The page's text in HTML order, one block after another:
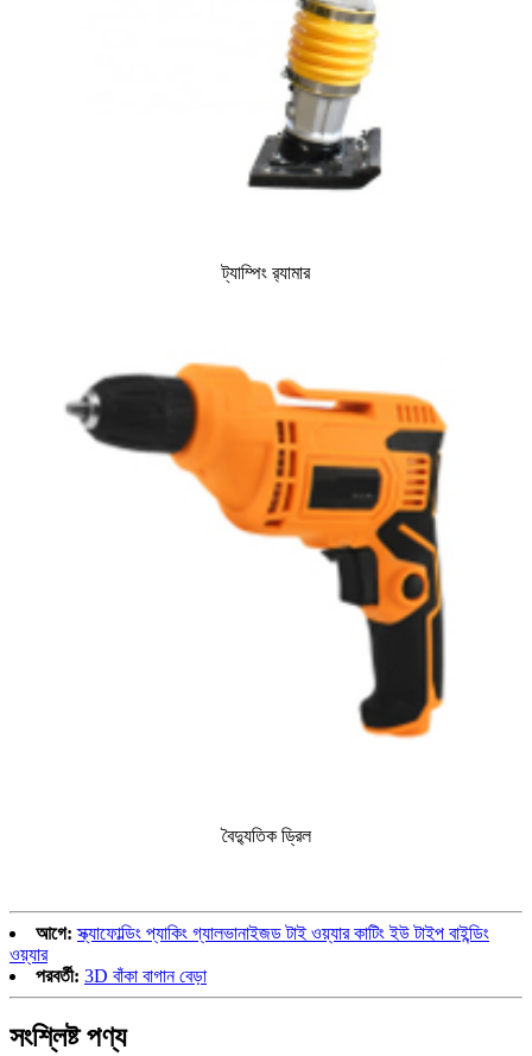
ট্যাম্পিং র‍্যামার
বৈদ্যুতিক ড্রিল
আগে: স্ক্যাফোল্ডিং প্যাকিং গ্যালভানাইজড টাই ওয়্যার কাটিং ইউ টাইপ বাইন্ডিং
ওয়্যার
পরবর্তী: 3D বাঁকা বাগান বেড়া
সংশ্লিষ্ট পণ্য